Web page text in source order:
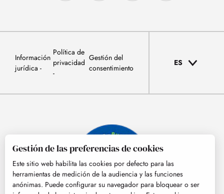
Información
jurídica
Política de
privacidad
Gestión del
consentimiento
ES
Gestión de las preferencias de cookies
Este sitio web habilita las cookies por defecto para las
herramientas de medición de la audiencia y las funciones
anónimas. Puede configurar su navegador para bloquear o ser